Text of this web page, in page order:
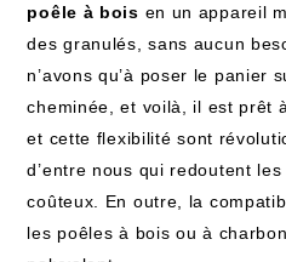
poêle à bois en un appareil
des granulés, sans aucun
n’avons qu’à poser le panier
cheminée, et voilà, il est prêt
et cette flexibilité sont
d’entre nous qui redoutent
coûteux. En outre, la
les poêles à bois ou à